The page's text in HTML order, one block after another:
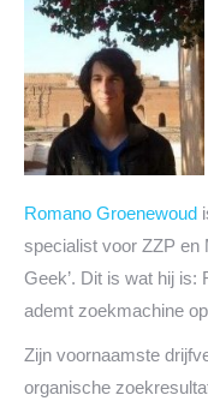
Romano Groenewoud
specialist voor ZZP en
Geek’. Dit is wat hij is:
ademt zoekmachine
Zijn voornaamste
organische